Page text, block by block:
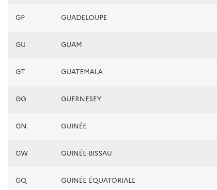
GP GUADELOUPE
GU GUAM
GT GUATEMALA
GG GUERNESEY
GN GUINÉE
GW GUINÉE-BISSAU
GQ GUINÉE ÉQUATORIALE